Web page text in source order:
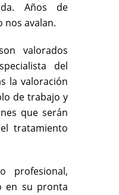
Años de
nos avalan.
valorados
del
la valoración
de trabajo y
que serán
tratamiento
profesional,
en su pronta